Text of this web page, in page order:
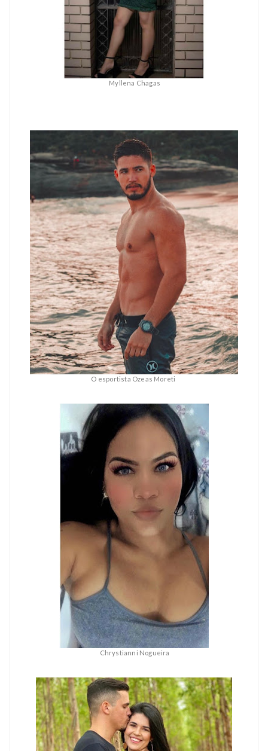
Myllena Chagas
O esportista Ozeas Moreti
Chrystianni Nogueira